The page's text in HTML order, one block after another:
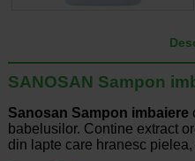
SANOSAN Sampon
Sanosan Sampon imbaiere
babelusilor. Contine extract
din lapte care hranesc